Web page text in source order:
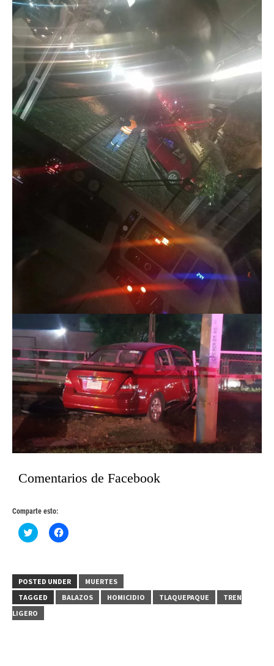
Comentarios de Facebook
Comparte esto:
Haz
clic
(Se
abre
en
una
ventana
nueva)
Haz
clic
(Se
abre
en
una
POSTED UNDER
MUERTES
TAGGED
BALAZOS HOMICIDIO TLAQUEPAQUE
TREN
LIGERO